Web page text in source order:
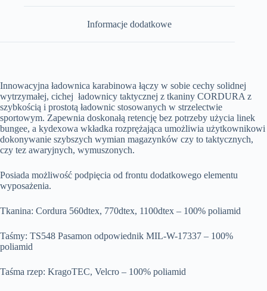
Informacje dodatkowe
Innowacyjna ładownica karabinowa łączy w sobie cechy solidnej
wytrzymałej, cichej ładownicy taktycznej z tkaniny CORDURA z
szybkością i prostotą ładownic stosowanych w strzelectwie
sportowym. Zapewnia doskonałą retencję bez potrzeby użycia linek
bungee, a kydexowa wkładka rozprężająca umożliwia użytkownikowi
dokonywanie szybszych wymian magazynków czy to taktycznych,
czy tez awaryjnych, wymuszonych.
Posiada możliwość podpięcia od frontu dodatkowego elementu
wyposażenia.
Tkanina: Cordura 560dtex, 770dtex, 1100dtex – 100% poliamid
Taśmy: TS548 Pasamon odpowiednik MIL-W-17337 – 100%
poliamid
Taśma rzep: KragoTEC, Velcro – 100% poliamid